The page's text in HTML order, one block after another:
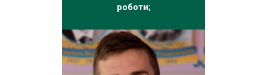
роботи;